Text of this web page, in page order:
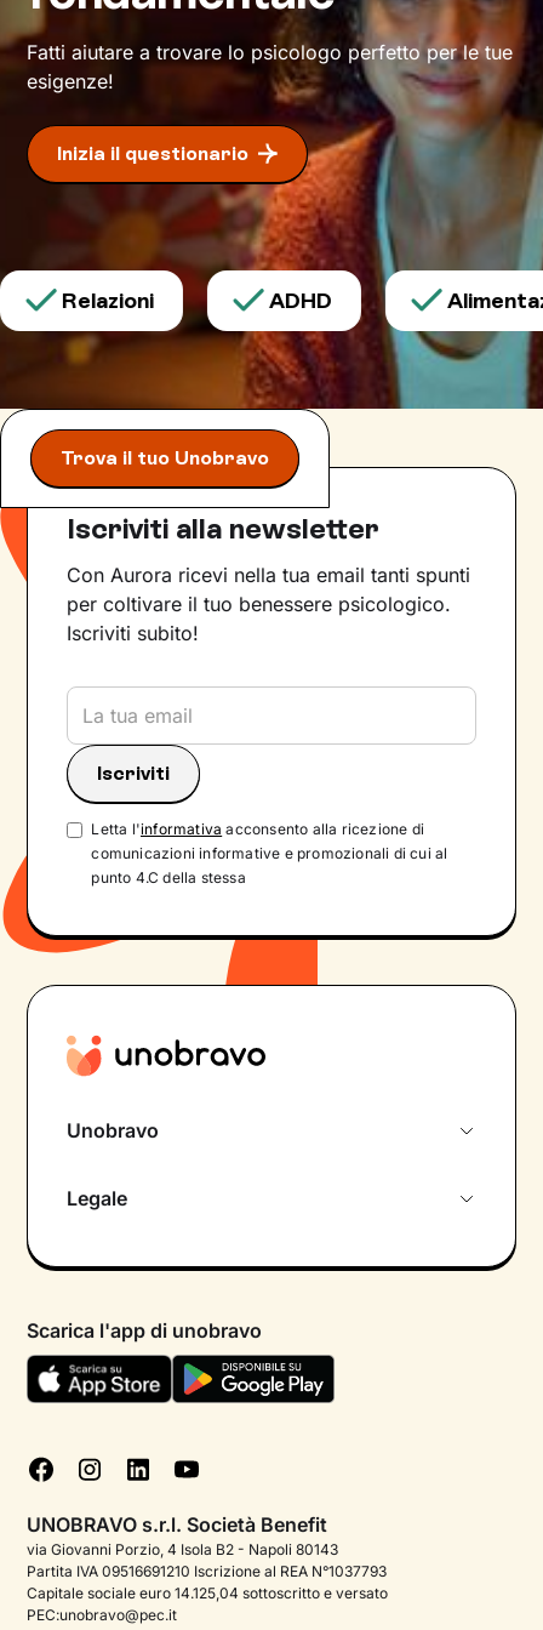
Dove ti condurrà questo percorso? A un modo
inedito di affrontare gli eventi della vita e a un
maggiore benessere.
Fatti aiutare a trovare lo psicologo perfetto per le tue
esigenze!
Inizia il questionario
Relazioni ADHD
Trova il tuo Unobravo
Iscriviti alla newsletter
Con Aurora ricevi nella tua email tanti spunti
per coltivare il tuo benessere psicologico.
Iscriviti subito!
Letta l'informativa acconsento alla ricezione di
comunicazioni informative e promozionali di cui al
punto 4.C della stessa
Unobravo
Psicologo in chat
Aiuto urgente
FAQ
Podcast di psicologia
Corporate
Legale
Termini e condizioni
Informativa Privacy
Cookie policy
Gestisci cookie
Scarica l'app di unobravo
UNOBRAVO s.r.l. Società Benefit
via Giovanni Porzio, 4 Isola B2 - Napoli 80143
Partita IVA 09516691210 Iscrizione al REA N°1037793
Capitale sociale euro 14.125,04 sottoscritto e versato
PEC:unobravo@pec.it